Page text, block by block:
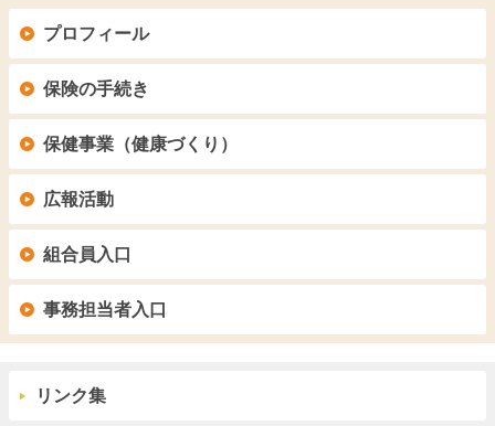
プロフィール
保険の手続き
保健事業（健康づくり）
広報活動
組合員入口
事務担当者入口
リンク集